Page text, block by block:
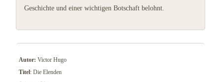
Geschichte und einer wichtigen Botschaft belohnt.
Autor: Victor Hugo
Titel: Die Elenden